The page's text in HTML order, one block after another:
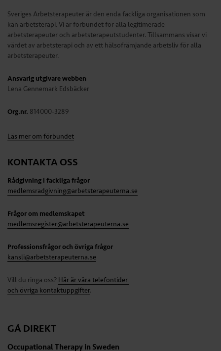
Sveriges Arbetsterapeuter är den enda fackliga organisationen som
kan arbetsterapi. Vi är förbundet för alla legitimerade
arbetsterapeuter och arbetsterapeutstudenter. Tillsammans visar vi
värdet av arbetsterapi och av ett hälsofrämjande arbetsliv för alla
arbetsterapeuter.
Ansvarig utgivare webben
Lena Gennemark Edsbäcker
Org.nr. 814000-3289
Läs mer om förbundet
KONTAKTA OSS
Rådgivning i fackliga frågor
medlemsradgivning@arbetsterapeuterna.se
Frågor om medlemskapet
medlemsregister@arbetsterapeuterna.se
Professionsfrågor och övriga frågor
kansli@arbetsterapeuterna.se
Vill du ringa oss? Här är våra telefontider
och övriga kontaktuppgifter.
GÅ DIREKT
Occupational Therapy in Sweden